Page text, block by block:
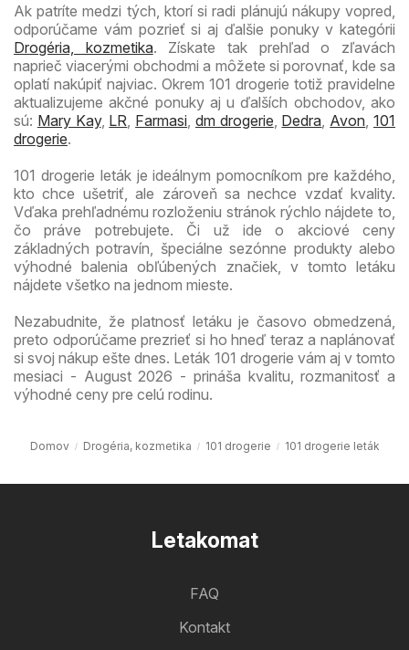
Ak patríte medzi tých, ktorí si radi plánujú nákupy vopred,
odporúčame vám pozrieť si aj ďalšie ponuky v kategórii
Drogéria, kozmetika. Získate tak prehľad o zľavách
naprieč viacerými obchodmi a môžete si porovnať, kde sa
oplatí nakúpiť najviac. Okrem 101 drogerie totiž pravidelne
aktualizujeme akčné ponuky aj u ďalších obchodov, ako
sú: Mary Kay, LR Farmasi dm drogerie Dedra Avon ,101
drogerie.
101 drogerie leták je ideálnym pomocníkom pre každého,
kto chce ušetriť, ale zároveň sa nechce vzdať kvality.
Vďaka prehľadnému rozloženiu stránok rýchlo nájdete to,
čo práve potrebujete. Či už ide o akciové ceny
základných potravín, špeciálne sezónne produkty alebo
výhodné balenia obľúbených značiek, v tomto letáku
nájdete všetko na jednom mieste.
Nezabudnite, že platnosť letáku je časovo obmedzená,
preto odporúčame prezrieť si ho hneď teraz a naplánovať
si svoj nákup ešte dnes. Leták 101 drogerie vám aj v tomto
mesiaci - August 2026 - prináša kvalitu, rozmanitosť a
výhodné ceny pre celú rodinu.
Domov Drogéria, kozmetika 101 drogerie 101 drogerie leták
Letakomat
FAQ
Kontakt